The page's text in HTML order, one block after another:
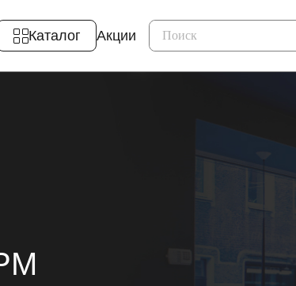
Каталог Акции